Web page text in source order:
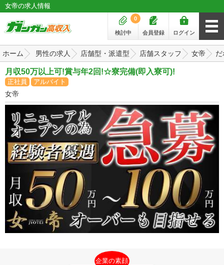
女帝の求人情報
ログイン
会員登録
検討中
0
ホーム 男性の求人 店舗型・派遣型 店舗スタッフ 女帝
月収50万以上可!賞与年2回!☆寮完備(即入寮可)!
正社員 アルバイト
女帝
企業の素顔